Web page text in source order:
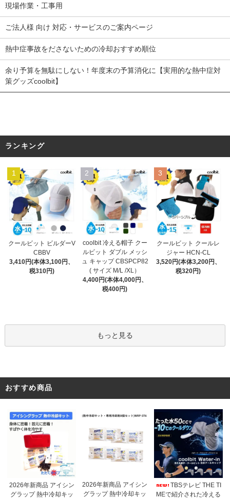
現場作業・工事用
ご法人様 向け 対応・サービスのご案内ページ
熱中症事故をださないための冷却おすすめ順位
余り予算を無駄にしない！年度末の予算消化に【実用的な熱中症対
策グッズcoolbit】
ランキング
1
クールビット ビルダーV
CBBV
3,410円(本体3,100円、
税310円)
2
coolbit 冷える帽子 クー
ルビット ダブル メッシ
ュ キャップ CBSPCP82
( サイズ M/L /XL）
4,400円(本体4,000円、
税400円)
3
クールビット クールレ
ジャー HCN-CL
3,520円(本体3,200円、
税320円)
もっと見る
おすすめ商品
2026年新商品 アイシン
グラップ 熱中冷却キッ
2026年新商品 アイシン
グラップ 熱中冷却キッ
TBSテレビ THE TI
MEで紹介された冷える